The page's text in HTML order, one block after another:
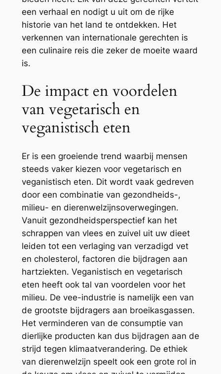
een verhaal en nodigt u uit om de rijke
historie van het land te ontdekken. Het
verkennen van internationale gerechten is
een culinaire reis die zeker de moeite waard
is.
De impact en voordelen
van vegetarisch en
veganistisch eten
Er is een groeiende trend waarbij mensen
steeds vaker kiezen voor vegetarisch en
veganistisch eten. Dit wordt vaak gedreven
door een combinatie van gezondheids-,
milieu- en dierenwelzijnsoverwegingen.
Vanuit gezondheidsperspectief kan het
schrappen van vlees en zuivel uit uw dieet
leiden tot een verlaging van verzadigd vet
en cholesterol, factoren die bijdragen aan
hartziekten. Veganistisch en vegetarisch
eten heeft ook tal van voordelen voor het
milieu. De vee-industrie is namelijk een van
de grootste bijdragers aan broeikasgassen.
Het verminderen van de consumptie van
dierlijke producten kan dus bijdragen aan de
strijd tegen klimaatverandering. De ethiek
van dierenwelzijn speelt ook een grote rol in